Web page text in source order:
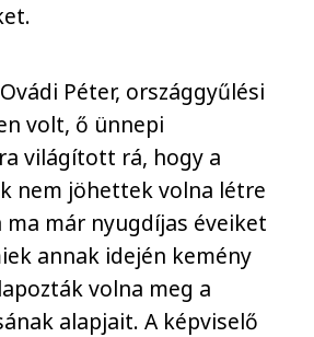
Péter, országgyűlési
volt, ő ünnepi
világított rá, hogy a
nem jöhettek volna létre
ma már nyugdíjas éveiket
annak idején kemény
volna meg a
alapjait. A képviselő